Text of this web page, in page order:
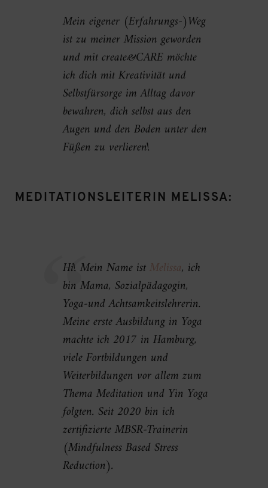
Mein eigener (Erfahrungs-)Weg
ist zu meiner Mission geworden
und mit create&CARE möchte
ich dich mit Kreativität und
Selbstfürsorge im Alltag davor
bewahren, dich selbst aus den
Augen und den Boden unter den
Füßen zu verlieren!
MEDITATIONSLEITERIN MELISSA:
Hi! Mein Name ist Melissa, ich
bin Mama, Sozialpädagogin,
Yoga-und Achtsamkeitslehrerin.
Meine erste Ausbildung in Yoga
machte ich 2017 in Hamburg,
viele Fortbildungen und
Weiterbildungen vor allem zum
Thema Meditation und Yin Yoga
folgten. Seit 2020 bin ich
zertifizierte MBSR-Trainerin
(Mindfulness Based Stress
Reduction).